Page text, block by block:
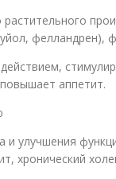
растительного
фелландрен),
аппетит.
и улучшения
хронический